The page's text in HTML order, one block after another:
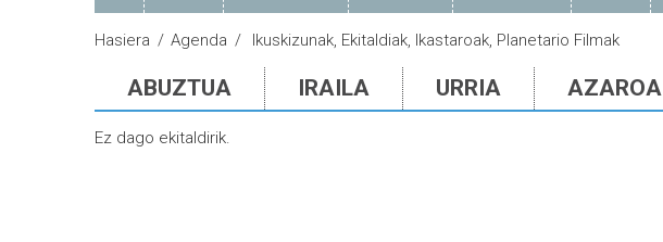
Hasiera Agenda Ikuskizunak, Ekitaldiak, Ikastaroak, Planetario Filmak
ABUZTUA IRAILA URRIA AZAROA
Ez dago ekitaldirik.